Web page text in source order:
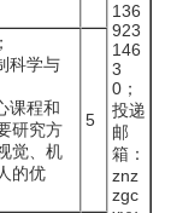
136
923
146
3
0；
投递
邮
箱：
znz
zgc
科学与
课程和
研究方
觉、机
的优
5